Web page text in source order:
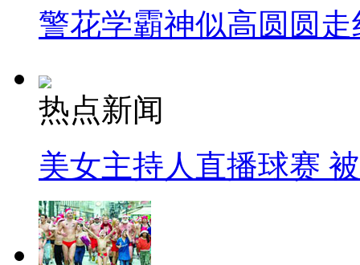
警花学霸神似高圆圆走
热点新闻
美女主持人直播球赛